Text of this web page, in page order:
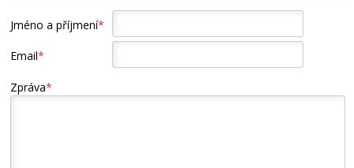
Jméno a příjmení*
Email*
Zpráva*